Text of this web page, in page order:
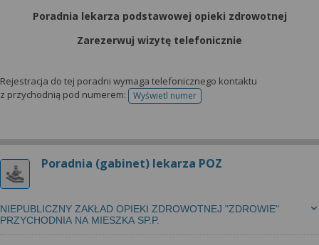
Poradnia lekarza podstawowej opieki zdrowotnej
Zarezerwuj wizytę telefonicznie
Rejestracja do tej poradni wymaga telefonicznego kontaktu
z przychodnią pod numerem:
Wyświetl numertelefonu do rejestracji
Poradnia (gabinet) lekarza POZ
NIEPUBLICZNY ZAKŁAD OPIEKI ZDROWOTNEJ "ZDROWIE"
PRZYCHODNIA NA MIESZKA SP.P.